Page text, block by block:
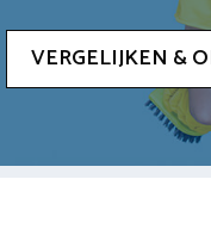
VERGELIJKEN &